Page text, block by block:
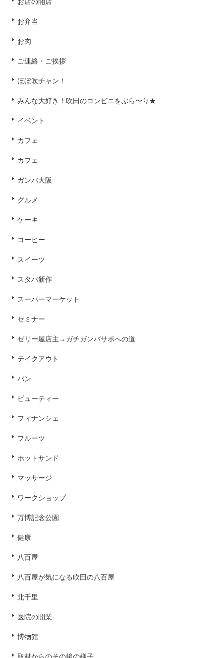
お店の開店
お弁当
お肉
ご連絡・ご挨拶
ほぼ吹チャン！
みんな大好き！吹田のコンビニをぶら〜り★
イベント
カフェ
カフェ
ガンバ大阪
グルメ
ケーキ
コーヒー
スイーツ
スタバ新作
スーパーマーケット
セミナー
ゼリー屋店主→ガチガンバサポへの道
テイクアウト
パン
ビューティー
フィナンシェ
フルーツ
ホットサンド
マッサージ
ワークショップ
万博記念公園
健康
八百屋
八百屋が気になる吹田の八百屋
北千里
医院の開業
博物館